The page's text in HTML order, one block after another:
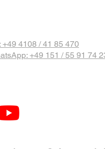
+49 4108 / 41 85 470
+49 151 / 55 91 74